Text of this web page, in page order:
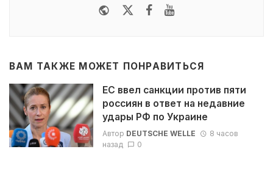
WebsiteTwitterFacebook
ВАМ ТАКЖЕ МОЖЕТ ПОНРАВИТЬСЯ
ЕС ввел санкции против пяти
россиян в ответ на недавние
удары РФ по Украине
Автор DEUTSCHE WELLE
8 часов
назад
0